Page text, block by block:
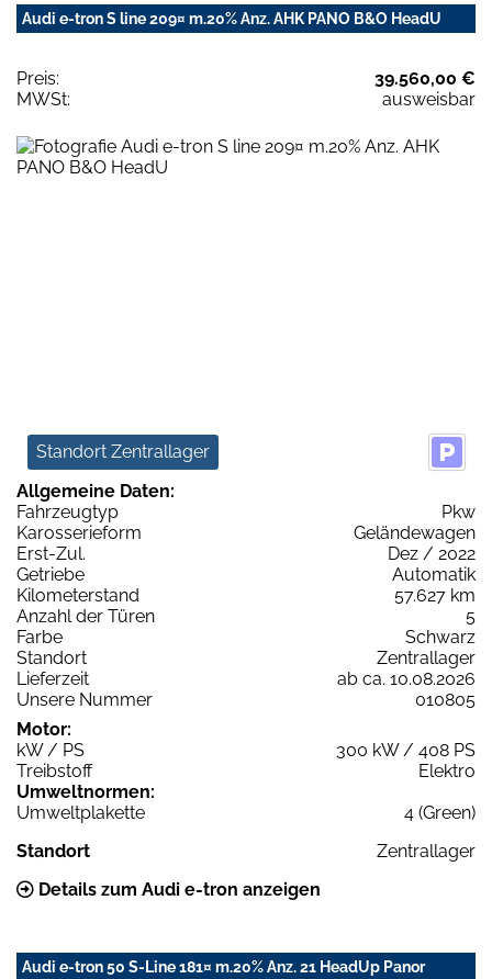
Audi e-tron S line 209¤ m.20% Anz. AHK PANO B&O HeadU
Preis:
39.560,00 €
MWSt:
ausweisbar
Standort Zentrallager
Allgemeine Daten:
Fahrzeugtyp
Pkw
Karosserieform
Geländewagen
Erst-Zul.
Dez / 2022
Getriebe
Automatik
Kilometerstand
57.627 km
Anzahl der Türen
5
Farbe
Schwarz
Standort
Zentrallager
Lieferzeit
ab ca. 10.08.2026
Unsere Nummer
010805
Motor:
kW / PS
300 kW / 408 PS
Treibstoff
Elektro
Umweltnormen:
Umweltplakette
4 (Green)
Standort
Zentrallager
Details zum Audi e-tron anzeigen
Audi e-tron 50 S-Line 181¤ m.20% Anz. 21 HeadUp Panor